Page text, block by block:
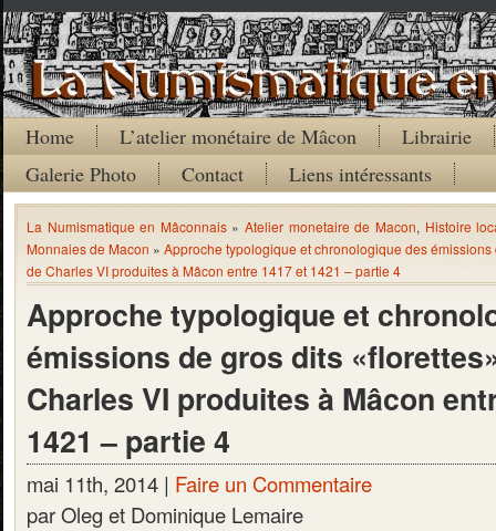
Home L’atelier monétaire de Mâcon
Librairie
Galerie Photo
Contact Liens intéressants
La Numismatique en Mâconnais»Atelier monetaire de Macon, Histoire
Monnaies de Macon » Approche typologique et chronologique des
de Charles VI produites à Mâcon entre 1417 et 1421 – partie 4
Approche typologique et
émissions de gros dits
Charles VI produites à Mâcon
1421 – partie 4
mai 11th, 2014 | Faire un Commentaire
par Oleg et Dominique Lemaire